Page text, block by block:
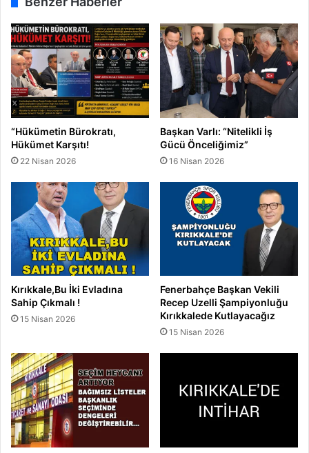
E
N
E
S
Ö
Y
L
Ü
Y
O
Ü
N
9
K
İ
Ş
İ
V
E
F
T
T
“Hükümetin Bürokratı,
Hükümet Karşıtı!
22 Nisan 2026
Başkan Varlı: “Nitelikli İş
Gücü Önceliğimiz”
16 Nisan 2026
Kırıkkale,Bu İki Evladına
Sahip Çıkmalı !
15 Nisan 2026
Fenerbahçe Başkan Vekili
Recep Uzelli Şampiyonluğu
Kırıkkalede Kutlayacağız
15 Nisan 2026